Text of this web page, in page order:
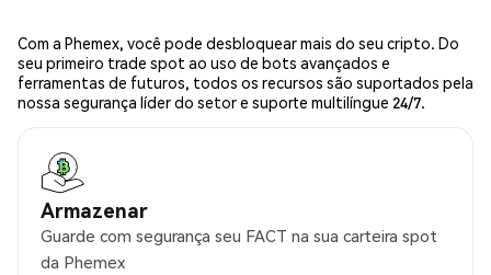
Com a Phemex, você pode desbloquear mais do seu cripto. Do
seu primeiro trade spot ao uso de bots avançados e
ferramentas de futuros, todos os recursos são suportados pela
nossa segurança líder do setor e suporte multilíngue 24/7.
Armazenar
Guarde com segurança seu FACT na sua carteira spot
da Phemex